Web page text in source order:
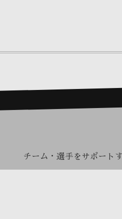
チーム・選手をサポート